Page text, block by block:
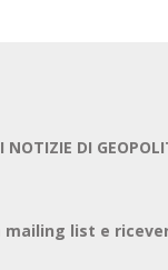
DI
mailing list e